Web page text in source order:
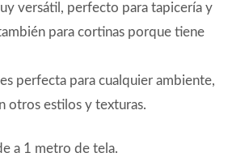
versátil, perfecto para tapicería y
para cortinas porque tiene
perfecta para cualquier ambiente,
otros estilos y texturas.
a 1 metro de tela.